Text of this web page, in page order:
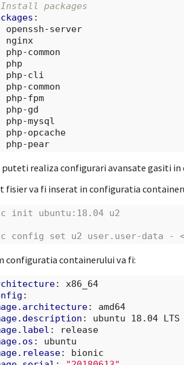
packages
:
openssh-server
nginx
php-common
php
php-cli
php-common
php-fpm
php-gd
php-mysql
php-opcache
php-pear
puteti realiza configurari avansate gasiti
fisier va fi inserat in configuratia
init ubuntu:18.04 u2
config set u2 user.user-data -
configuratia containerului va fi:
:
x86_64
:
:
amd64
:
ubuntu 18.04
:
release
:
ubuntu
:
bionic